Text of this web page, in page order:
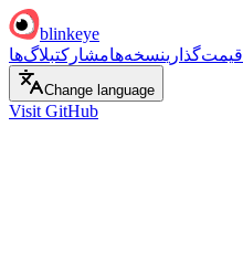
blinkeye
قیمت‌گذارینسخه‌هامشارکتبلاگ‌ها
Change language
Visit GitHub